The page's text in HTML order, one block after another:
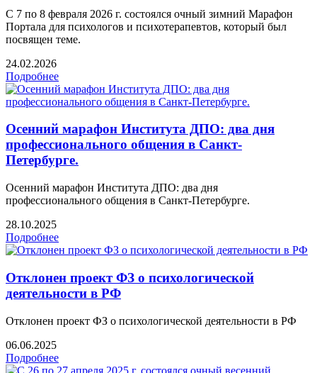
С 7 по 8 февраля 2026 г. состоялся очный зимний Марафон
Портала для психологов и психотерапевтов, который был
посвящен теме.
24.02.2026
Подробнее
Осенний марафон Института ДПО: два дня
профессионального общения в Санкт-
Петербурге.
Осенний марафон Института ДПО: два дня
профессионального общения в Санкт-Петербурге.
28.10.2025
Подробнее
Отклонен проект ФЗ о психологической
деятельности в РФ
Отклонен проект ФЗ о психологической деятельности в РФ
06.06.2025
Подробнее